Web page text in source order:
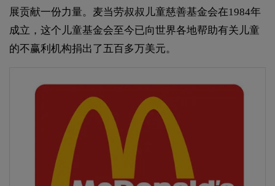
展贡献一份力量。麦当劳叔叔儿童慈善基金会在1984年
成立，这个儿童基金会至今已向世界各地帮助有关儿童
的不赢利机构捐出了五百多万美元。